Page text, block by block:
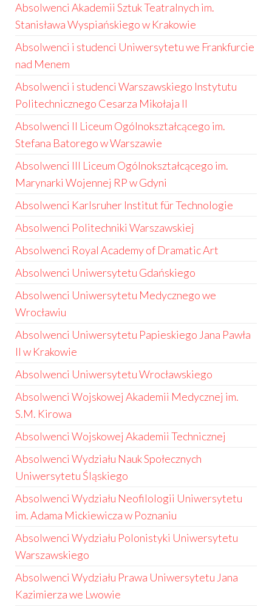
Absolwenci Akademii Sztuk Teatralnych im.
Stanisława Wyspiańskiego w Krakowie
Absolwenci i studenci Uniwersytetu we Frankfurcie
nad Menem
Absolwenci i studenci Warszawskiego Instytutu
Politechnicznego Cesarza Mikołaja II
Absolwenci II Liceum Ogólnokształcącego im.
Stefana Batorego w Warszawie
Absolwenci III Liceum Ogólnokształcącego im.
Marynarki Wojennej RP w Gdyni
Absolwenci Karlsruher Institut für Technologie
Absolwenci Politechniki Warszawskiej
Absolwenci Royal Academy of Dramatic Art
Absolwenci Uniwersytetu Gdańskiego
Absolwenci Uniwersytetu Medycznego we
Wrocławiu
Absolwenci Uniwersytetu Papieskiego Jana Pawła
II w Krakowie
Absolwenci Uniwersytetu Wrocławskiego
Absolwenci Wojskowej Akademii Medycznej im.
S.M. Kirowa
Absolwenci Wojskowej Akademii Technicznej
Absolwenci Wydziału Nauk Społecznych
Uniwersytetu Śląskiego
Absolwenci Wydziału Neofilologii Uniwersytetu
im. Adama Mickiewicza w Poznaniu
Absolwenci Wydziału Polonistyki Uniwersytetu
Warszawskiego
Absolwenci Wydziału Prawa Uniwersytetu Jana
Kazimierza we Lwowie